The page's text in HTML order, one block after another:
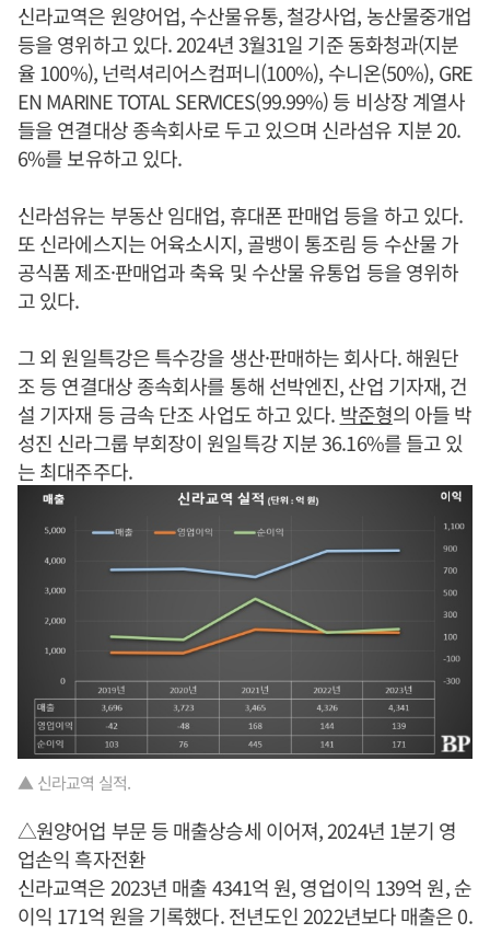
신라교역은 원양어업, 수산물유통, 철강사업, 농산물중개업
등을 영위하고 있다. 2024년 3월31일 기준 동화청과(지분
율 100%), 넌럭셔리어스컴퍼니(100%), 수니온(50%), GRE
EN MARINE TOTAL SERVICES(99.99%) 등 비상장 계열사
들을 연결대상 종속회사로 두고 있으며 신라섬유 지분 20.
6%를 보유하고 있다.
신라섬유는 부동산 임대업, 휴대폰 판매업 등을 하고 있다.
또 신라에스지는 어육소시지, 골뱅이 통조림 등 수산물 가
공식품 제조·판매업과 축육 및 수산물 유통업 등을 영위하
고 있다.
그 외 원일특강은 특수강을 생산·판매하는 회사다. 해원단
조 등 연결대상 종속회사를 통해 선박엔진, 산업 기자재, 건
설 기자재 등 금속 단조 사업도 하고 있다. 박준형의 아들 박
성진 신라그룹 부회장이 원일특강 지분 36.16%를 들고 있
는 최대주주다.
▲ 신라교역 실적.
△원양어업 부문 등 매출상승세 이어져, 2024년 1분기 영
업손익 흑자전환
신라교역은 2023년 매출 4341억 원, 영업이익 139억 원, 순
이익 171억 원을 기록했다. 전년도인 2022년보다 매출은 0.